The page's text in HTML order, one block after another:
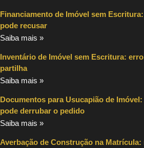
Financiamento de Imóvel sem
pode recusar
Saiba mais »
Inventário de Imóvel sem Escritura:
partilha
Saiba mais »
Documentos para Usucapião de
pode derrubar o pedido
Saiba mais »
Averbação de Construção na